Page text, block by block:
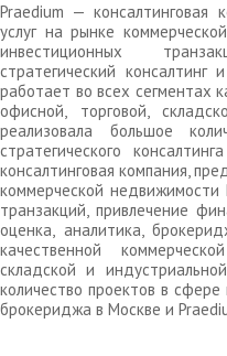
Praedium — консалтинговая
услуг на рынке
инвестиционных
стратегический
работает во всех сегментах
офисной, торговой,
реализовала большое
стратегического
консалтинговая компания,
коммерческой недвижимости
транзакций, привлечение
оценка, аналитика,
качественной
складской и
количество проектов в сфере
брокериджа в Москве и